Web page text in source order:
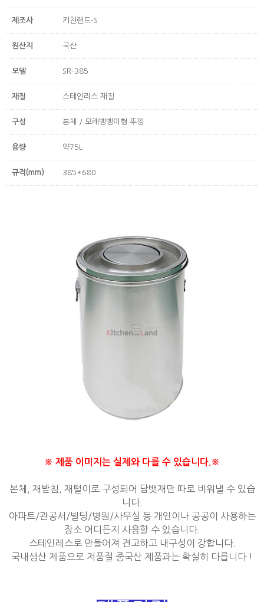
제조사 키친랜드-S
원산지 국산
모델 SR-385
재질 스테인리스 재질
구성 본체 / 모래뱅뱅이형 뚜껑
용량 약75L
규격(mm) 385*680
※ 제품 이미지는 실제와 다를 수 있습니다.※
본체, 재받침, 재털이로 구성되어 담뱃재만 따로 비워낼 수 있습
니다.
아파트/관공서/빌딩/병원/사무실 등 개인이나 공공이 사용하는
장소 어디든지 사용할 수 있습니다.
스테인레스로 만들어져 견고하고 내구성이 강합니다.
국내생산 제품으로 저품질 중국산 제품과는 확실히 다릅니다 !